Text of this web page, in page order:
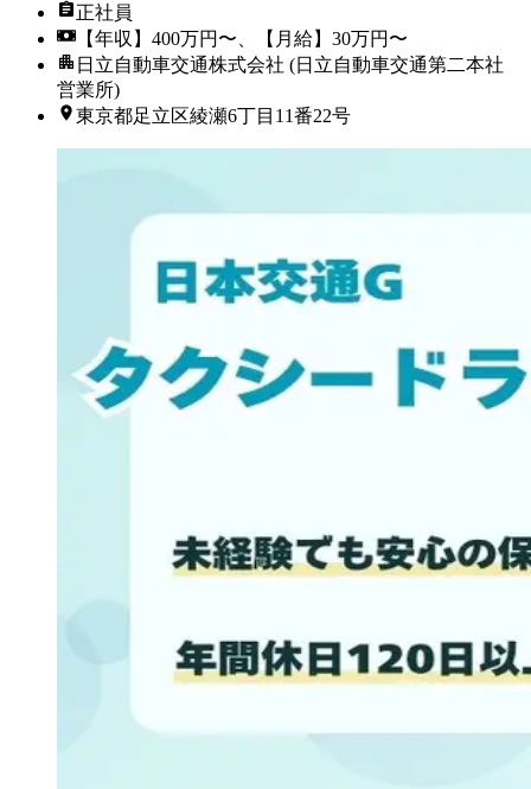
正社員
【年収】400万円〜、【月給】30万円〜
日立自動車交通株式会社 (日立自動車交通第二本社
営業所)
東京都足立区綾瀬6丁目11番22号